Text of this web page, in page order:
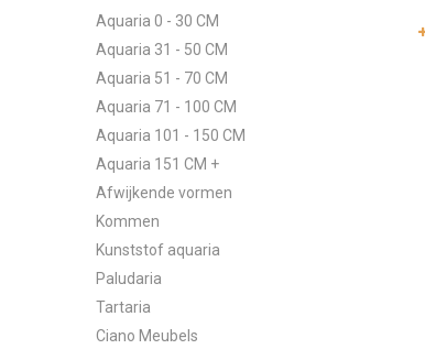
Aquaria 0 - 30 CM
Aquaria 31 - 50 CM
Aquaria 51 - 70 CM
Aquaria 71 - 100 CM
Aquaria 101 - 150 CM
Aquaria 151 CM +
Afwijkende vormen
Kommen
Kunststof aquaria
Paludaria
Tartaria
Ciano Meubels